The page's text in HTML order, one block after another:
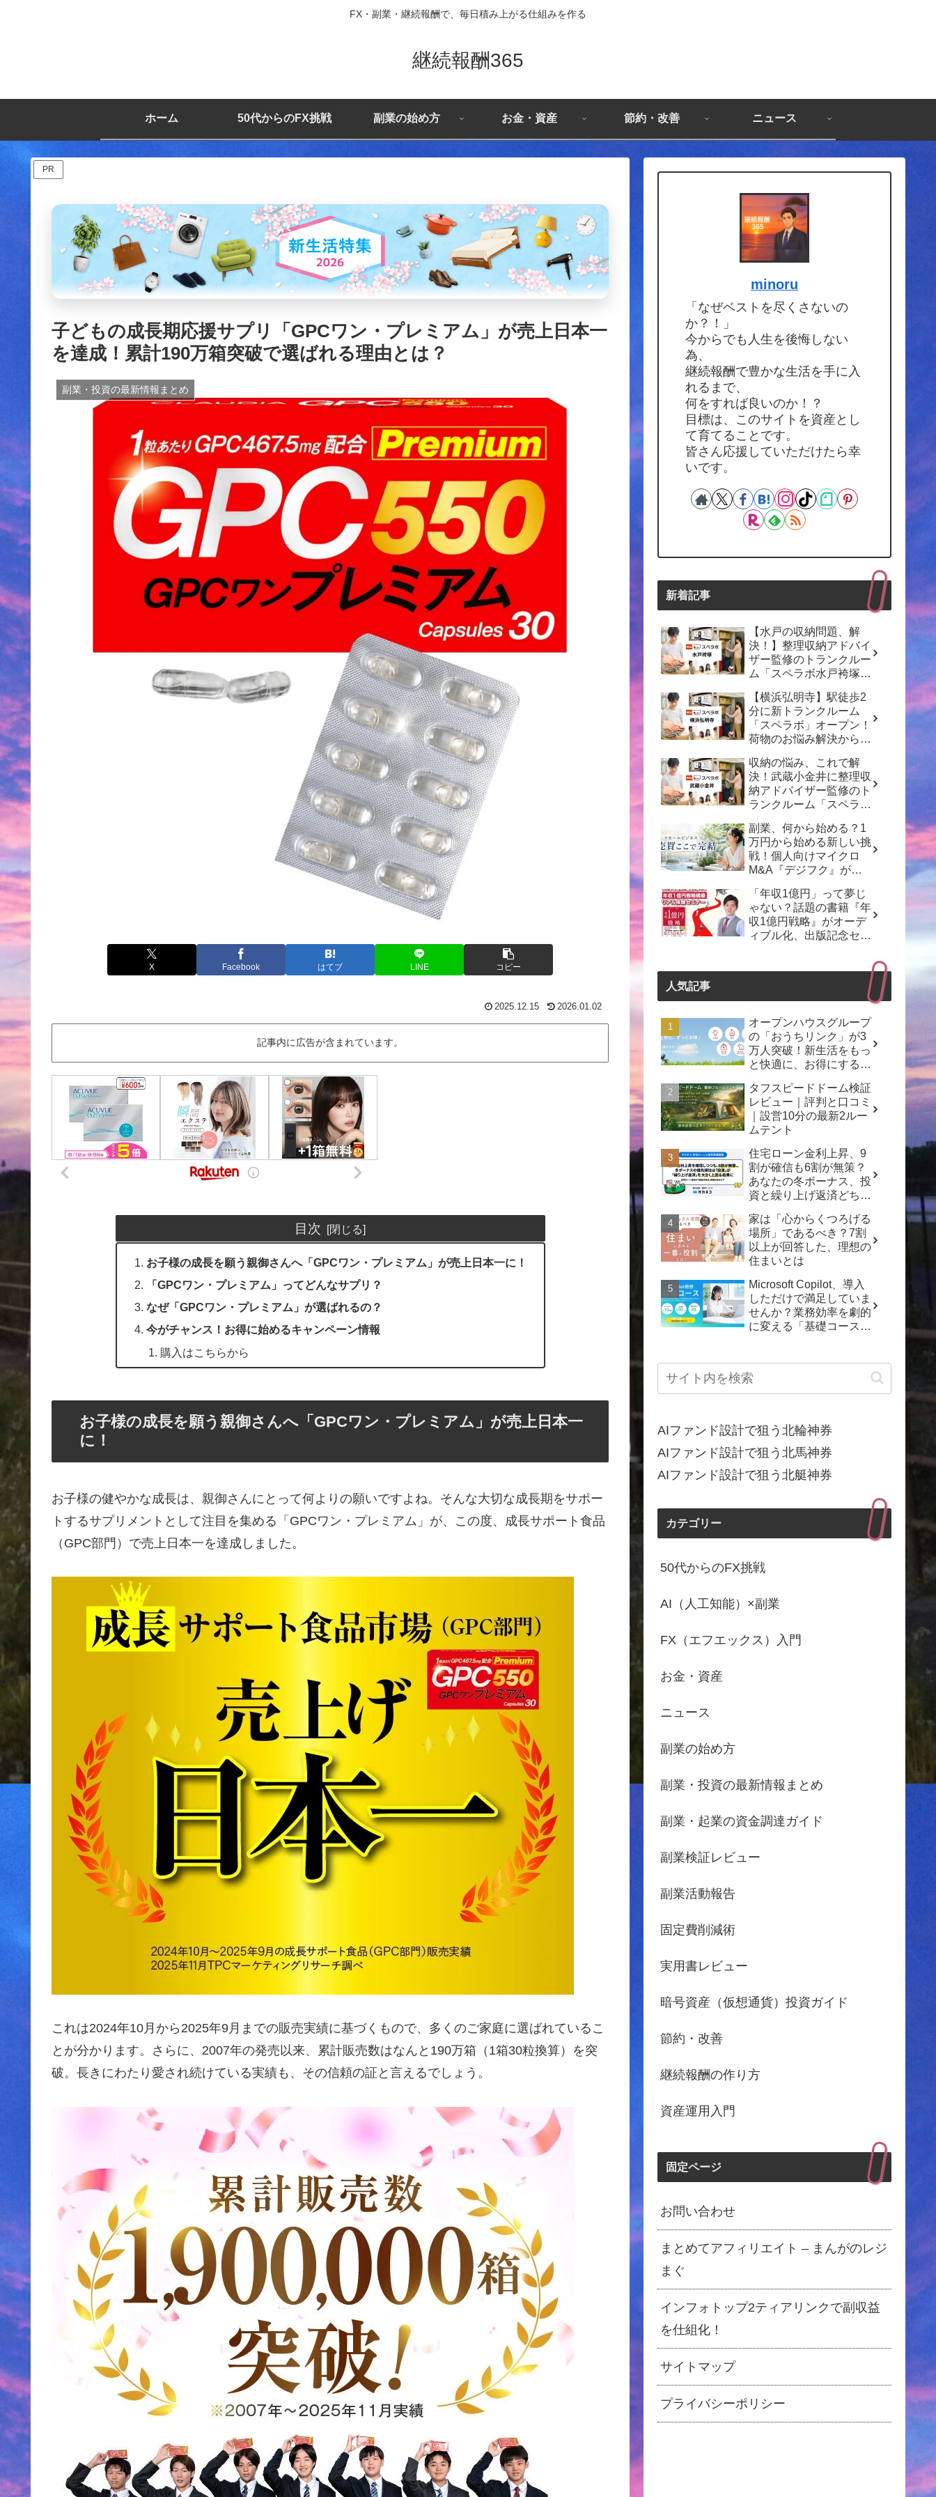
FX・副業・継続報酬で、毎日積み上がる仕組みを作る
継続報酬365
ホーム 50代からのFX挑戦 副業の始め方 お金・資産 節約・改善 ニュース
PR
子どもの成長期応援サプリ「GPCワン・プレミアム」が売上日本一
を達成！累計190万箱突破で選ばれる理由とは？
副業・投資の最新情報まとめ
X Facebook はてブ LINE コピー
2025.12.15 2026.01.02
記事内に広告が含まれています。
目次
お子様の成長を願う親御さんへ「GPCワン・プレミアム」が売上日本一に！
「GPCワン・プレミアム」ってどんなサプリ？
なぜ「GPCワン・プレミアム」が選ばれるの？
今がチャンス！お得に始めるキャンペーン情報
購入はこちらから
お子様の成長を願う親御さんへ「GPCワン・プレミアム」が売上日本一
に！
お子様の健やかな成長は、親御さんにとって何よりの願いですよね。そんな大切な成長期をサポー
トするサプリメントとして注目を集める「GPCワン・プレミアム」が、この度、成長サポート食品
（GPC部門）で売上日本一を達成しました。
これは2024年10月から2025年9月までの販売実績に基づくもので、多くのご家庭に選ばれているこ
とが分かります。さらに、2007年の発売以来、累計販売数はなんと190万箱（1箱30粒換算）を突
破。長きにわたり愛され続けている実績も、その信頼の証と言えるでしょう。
minoru
「なぜベストを尽くさないの
か？！」
今からでも人生を後悔しない
為、
継続報酬で豊かな生活を手に入
れるまで、
何をすれば良いのか！？
目標は、このサイトを資産とし
て育てることです。
皆さん応援していただけたら幸
いです。
新着記事
【水戸の収納問題、解
決！】整理収納アドバイ
ザー監修のトランクルー
ム「スペラボ水戸袴塚
【横浜弘明寺】駅徒歩2
分に新トランクルーム
「スペラボ」オープン！
荷物のお悩み解決から賢
収納の悩み、これで解
決！武蔵小金井に整理収
納アドバイザー監修のト
ランクルーム「スペラ
副業、何から始める？1
万円から始める新しい挑
戦！個人向けマイクロ
M&A『デジフク』が正
「年収1億円」って夢じ
ゃない？話題の書籍『年
収1億円戦略』がオーデ
ィブル化、出版記念セミ
人気記事
オープンハウスグループ
の「おうちリンク」が3
万人突破！新生活をもっ
と快適に、お得にする秘
タフスピードドーム検証
レビュー｜評判と口コミ
｜設営10分の最新2ルー
ムテント
住宅ローン金利上昇、9
割が確信も6割が無策？
あなたの冬ボーナス、投
資と繰り上げ返済どちら
家は「心からくつろげる
場所」であるべき？7割
以上が回答した、理想の
住まいとは
Microsoft Copilot、導入
しただけで満足していま
せんか？業務効率を劇的
に変える「基礎コース」
AIファンド設計で狙う北輪神券
AIファンド設計で狙う北馬神券
AIファンド設計で狙う北艇神券
カテゴリー
50代からのFX挑戦
AI（人工知能）×副業
FX（エフエックス）入門
お金・資産
ニュース
副業の始め方
副業・投資の最新情報まとめ
副業・起業の資金調達ガイド
副業検証レビュー
副業活動報告
固定費削減術
実用書レビュー
暗号資産（仮想通貨）投資ガイド
節約・改善
継続報酬の作り方
資産運用入門
固定ページ
お問い合わせ
まとめてアフィリエイト – まんがのレジ
まぐ
インフォトップ2ティアリンクで副収益
を仕組化！
サイトマップ
プライバシーポリシー